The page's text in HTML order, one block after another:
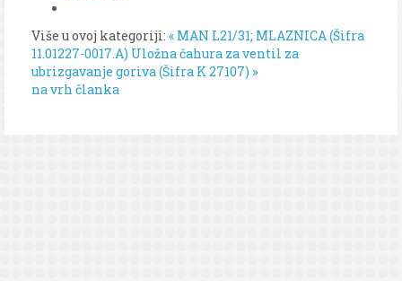
Više u ovoj kategoriji: « MAN L21/31; MLAZNICA (Šifra
11.01227-0017.A) Uložna čahura za ventil za
ubrizgavanje goriva (Šifra K 27107) »
na vrh članka